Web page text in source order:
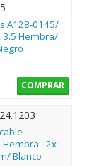
A128-0145/
3.5 Hembra/
COMPRAR
Hembra - 2x
Blanco